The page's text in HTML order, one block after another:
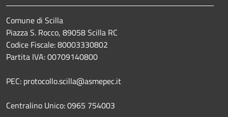
Comune di Scilla
Piazza S. Rocco, 89058 Scilla RC
Codice Fiscale: 80003330802
Partita IVA: 00709140800
PEC: protocollo.scilla@asmepec.it
Centralino Unico: 0965 754003